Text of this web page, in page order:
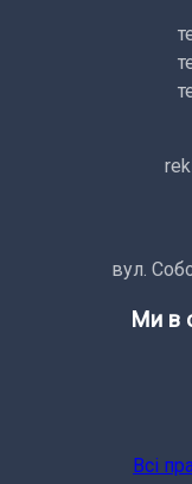
вул.
Ми в
Всi